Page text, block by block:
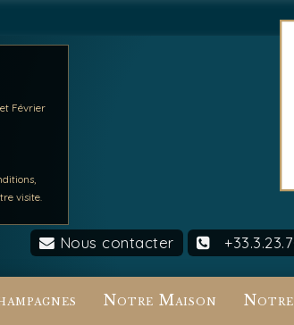
Février
visite.
Nous contacter
Notre Maison